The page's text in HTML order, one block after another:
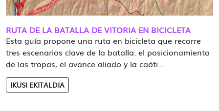
RUTA DE LA BATALLA DE VITORIA EN BICICLETA
Esta guía propone una ruta en bicicleta que recorre
tres escenarios clave de la batalla: el posicionamiento
de las tropas, el avance aliado y la caóti...
IKUSI EKITALDIA